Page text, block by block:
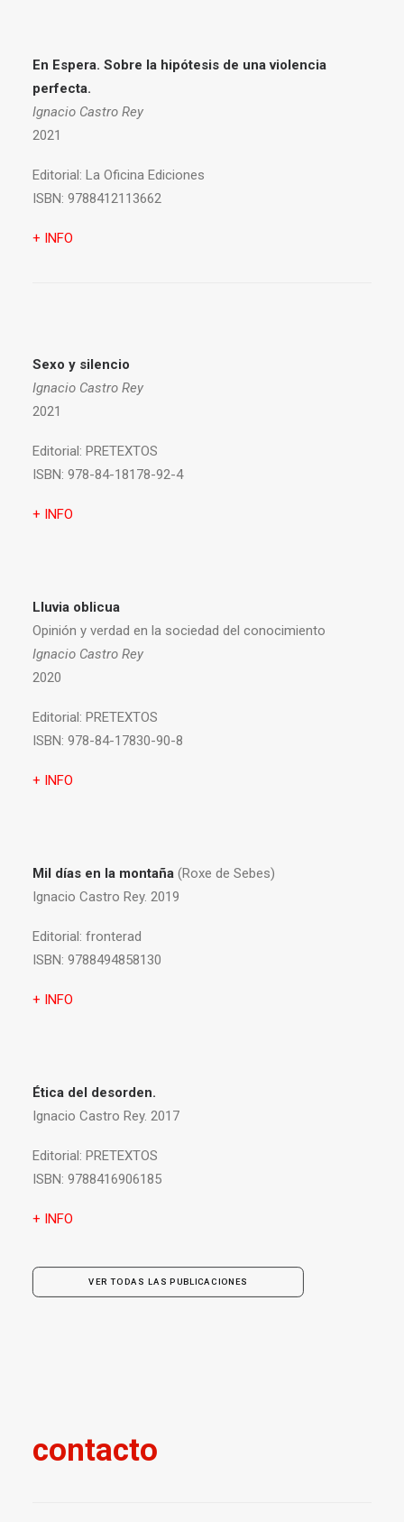
En Espera. Sobre la hipótesis de una violencia
perfecta.
Ignacio Castro Rey
2021
Editorial: La Oficina Ediciones
ISBN: 9788412113662
+ INFO
Sexo y silencio
Ignacio Castro Rey
2021
Editorial: PRETEXTOS
ISBN: 978-84-18178-92-4
+ INFO
Lluvia oblicua
Opinión y verdad en la sociedad del conocimiento
Ignacio Castro Rey
2020
Editorial: PRETEXTOS
ISBN: 978-84-17830-90-8
+ INFO
Mil días en la montaña (Roxe de Sebes)
Ignacio Castro Rey. 2019
Editorial: fronterad
ISBN: 9788494858130
+ INFO
Ética del desorden.
Ignacio Castro Rey. 2017
Editorial: PRETEXTOS
ISBN: 9788416906185
+ INFO
VER TODAS LAS PUBLICACIONES
contacto